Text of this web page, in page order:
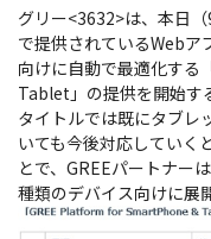
グリー<3632>は、本日
で提供されているWeb
向けに自動で最適化す
Tablet」の提供を開始す
タイトルでは既にタブレ
いても今後対応していく
とで、GREEパートナー
種類のデバイス向けに展